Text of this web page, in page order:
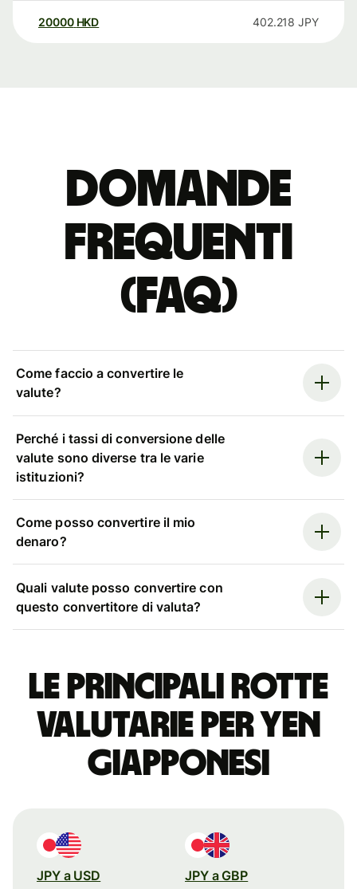
20000 HKD 402.218 JPY
Domande
Frequenti
(FAQ)
Come faccio a convertire le
valute?
Perché i tassi di conversione delle
valute sono diverse tra le varie
istituzioni?
Come posso convertire il mio
denaro?
Quali valute posso convertire con
questo convertitore di valuta?
Le principali rotte
valutarie per yen
giapponesi
JPY a USD JPY a GBP